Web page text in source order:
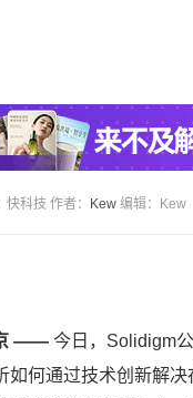
科技 作者： Kew 编辑：Kew
—— 今日，Solidigm
如何通过技术创新解